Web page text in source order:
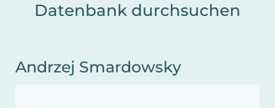
Datenbank durchsuchen
Andrzej Smardowsky